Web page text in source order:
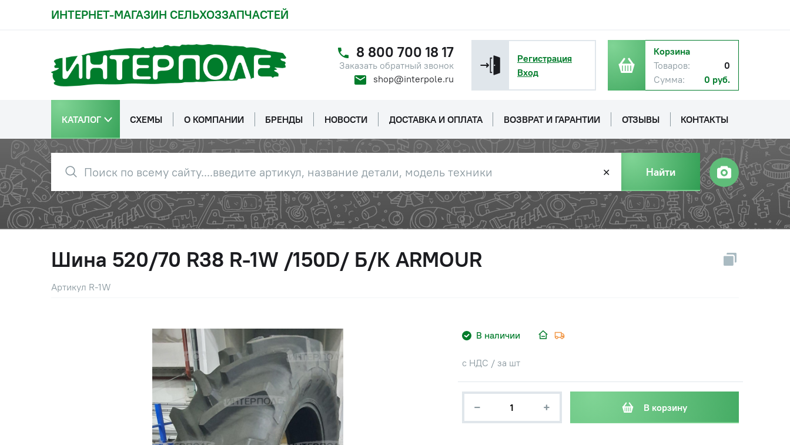
ИНТЕРНЕТ-МАГАЗИН СЕЛЬХОЗЗАПЧАСТЕЙ
8 800 700 18 17
Заказать обратный звонок
shop@interpole.ru
Регистрация
Вход
Корзина
Товаров:
0
Сумма:
0 руб.
КАТАЛОГ СХЕМЫ О КОМПАНИИ БРЕНДЫ НОВОСТИ ДОСТАВКА И ОПЛАТА ВОЗВРАТ И ГАРАНТИИ ОТЗЫВЫ КОНТАКТЫ
✕ Найти
Шина 520/70 R38 R-1W /150D/ Б/К ARMOUR
Артикул R-1W
В наличии
с НДС / за шт
− + В корзину